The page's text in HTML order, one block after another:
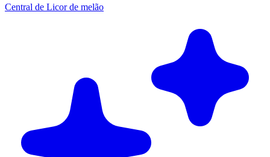
Central de Licor de melão